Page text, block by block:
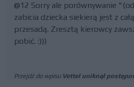
@12 Sorry ale porównywanie
zabicia dziecka siekierą jest z
przesadą. Zresztą kierowcy
pobić. :)))
Przejdź do wpisu Vettel uniknął